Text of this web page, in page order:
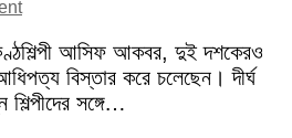
আসিফ আকবর, দুই দশকেরও
বিস্তার করে চলেছেন। দীর্ঘ
সঙ্গে…